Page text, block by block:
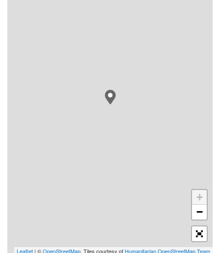
+
−
Leaflet | ©OpenStreetMap, Tiles courtesy of Humanitarian OpenStreetMap Team